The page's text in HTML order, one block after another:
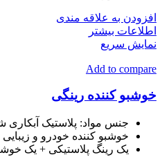
افزودن به علاقه مندی
اطلاعات بیشتر
نمایش سریع
Add to compare
خوشبو کننده رینگی
جنس مواد: پلاستیک آبکاری
خوشبو کننده خودرو و زیبایی
یک رینگ پلاستیکی + یک